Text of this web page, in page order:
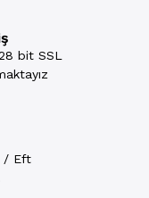
bit SSL
/ Eft